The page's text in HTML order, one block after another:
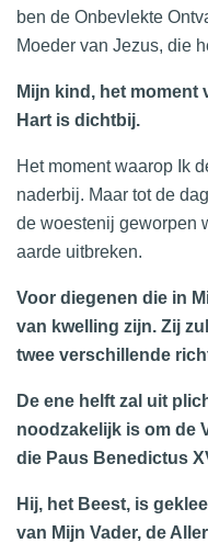
ben de Onbevlekte
Moeder van Jezus, die
Mijn kind, het moment
Hart is dichtbij.
Het moment waarop Ik
naderbij. Maar tot de
de woestenij geworpen
aarde uitbreken.
Voor diegenen die in
van kwelling zijn. Zij
twee verschillende
De ene helft zal uit
noodzakelijk is om de
die Paus Benedictus
Hij, het Beest, is
van Mijn Vader, de